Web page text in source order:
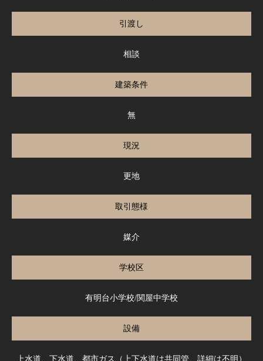
引渡し
相談
建築条件
無
現況
更地
取引態様
媒介
学校区
有明台小学校/関屋中学校
設備
上水道、下水道、都市ガス（上下水道は共同管、詳細は不明）